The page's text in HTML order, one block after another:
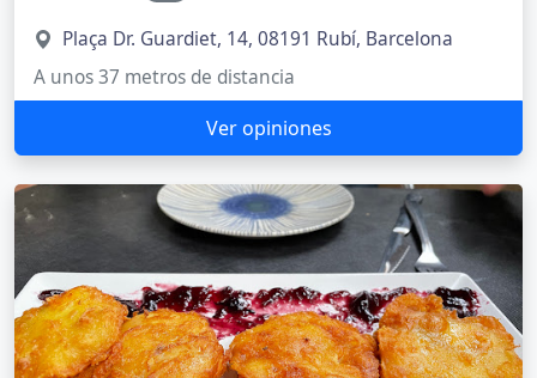
Plaça Dr. Guardiet, 14, 08191 Rubí, Barcelona
A unos 37 metros de distancia
Ver opiniones